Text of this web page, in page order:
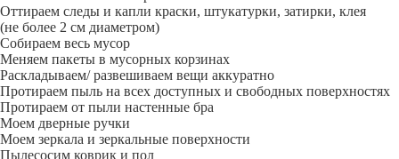
Оттираем следы и капли краски, штукатурки, затирки, клея
(не более 2 см диаметром)
Собираем весь мусор
Меняем пакеты в мусорных корзинах
Раскладываем/ развешиваем вещи аккуратно
Протираем пыль на всех доступных и свободных поверхностях
Протираем от пыли настенные бра
Моем дверные ручки
Моем зеркала и зеркальные поверхности
Пылесосим коврик и пол